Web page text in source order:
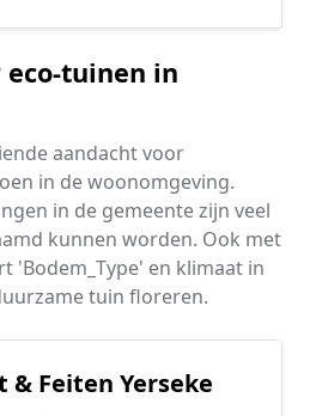
tuinen in
aandacht voor
in de woonomgeving.
in de gemeente zijn veel
kunnen worden. Ook met
'Bodem_Type' en klimaat in
tuin floreren.
Feiten Yerseke